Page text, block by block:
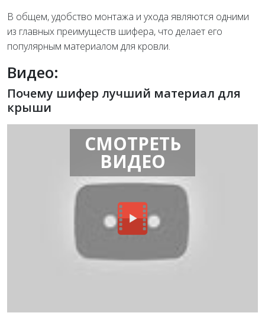
В общем, удобство монтажа и ухода являются одними
из главных преимуществ шифера, что делает его
популярным материалом для кровли.
Видео:
Почему шифер лучший материал для
крыши
СМОТРЕТЬ
ВИДЕО